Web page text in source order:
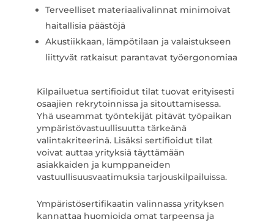
Terveelliset materiaalivalinnat minimoivat
haitallisia päästöjä
Akustiikkaan, lämpötilaan ja valaistukseen
liittyvät ratkaisut parantavat työergonomiaa
Kilpailuetua sertifioidut tilat tuovat erityisesti
osaajien rekrytoinnissa ja sitouttamisessa.
Yhä useammat työntekijät pitävät työpaikan
ympäristövastuullisuutta tärkeänä
valintakriteerinä. Lisäksi sertifioidut tilat
voivat auttaa yrityksiä täyttämään
asiakkaiden ja kumppaneiden
vastuullisuusvaatimuksia tarjouskilpailuissa.
Ympäristösertifikaatin valinnassa yrityksen
kannattaa huomioida omat tarpeensa ja